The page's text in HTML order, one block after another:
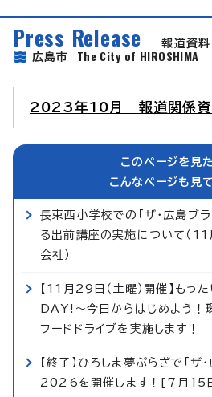
Press Release
報道資料
広島市 The City of HIROSHIMA
2023年10月 報道関係資
このページを見
こんなページも見
長束西小学校での「ザ・広島ブ
る出前講座の実施について（
会社）
【11月29日（土曜）開催】もっ
DAY!～今日からはじめよう！
フードドライブを実施します！
【終了】ひろしま夢ぷらざで「ザ
2026を開催します！[7月15